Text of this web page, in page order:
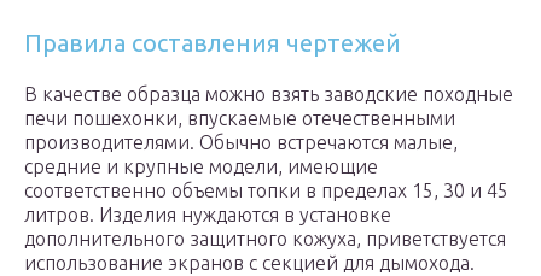
Правила составления чертежей
В качестве образца можно взять заводские походные
печи пошехонки, впускаемые отечественными
производителями. Обычно встречаются малые,
средние и крупные модели, имеющие
соответственно объемы топки в пределах 15, 30 и 45
литров. Изделия нуждаются в установке
дополнительного защитного кожуха, приветствуется
использование экранов с секцией для дымохода.